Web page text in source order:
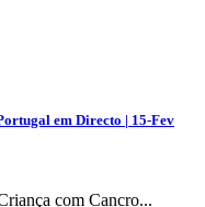
em Directo | 15-Fev
com Cancro...